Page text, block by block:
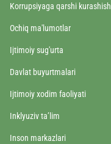
Korrupsiyaga qarshi kurashish
Ochiq ma'lumotlar
Ijtimoiy sug'urta
Davlat buyurtmalari
Ijtimoiy xodim faoliyati
Inklyuziv ta’lim
Inson markazlari